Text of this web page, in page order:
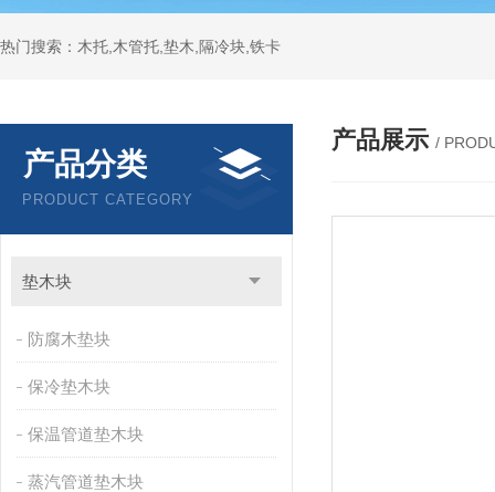
热门搜索：木托,木管托,垫木,隔冷块,铁卡
产品分类
PRODUCT CATEGORY
垫木块
防腐木垫块
保冷垫木块
保温管道垫木块
蒸汽管道垫木块
产品展示 /